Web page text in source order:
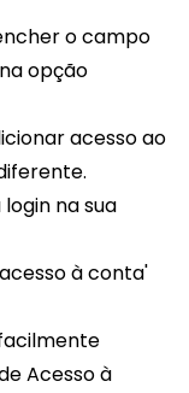
o campo
opção
acesso ao
na sua
à conta'
Acesso à